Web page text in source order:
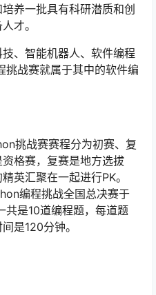
养一批具有科研潜质和创
才。
、智能机器人、软件编程
战赛就属于其中的软件编
挑战赛赛程分为初赛、复
格赛，复赛是地方选拔
英汇聚在一起进行PK。
编程挑战全国总决赛于
是10道编程题，每道题
是120分钟。